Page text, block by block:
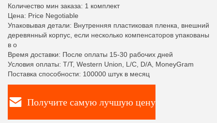
Количество мин заказа: 1 комплект
Цена: Price Negotiable
Упаковывая детали: Внутренняя пластиковая пленка, внешний
деревянный корпус, если несколько компенсаторов упакованы
в о
Время доставки: После оплаты 15-30 рабочих дней
Условия оплаты: T/T, Western Union, L/C, D/A, MoneyGram
Поставка способности: 100000 штук в месяц
Получите самую лучшую цену